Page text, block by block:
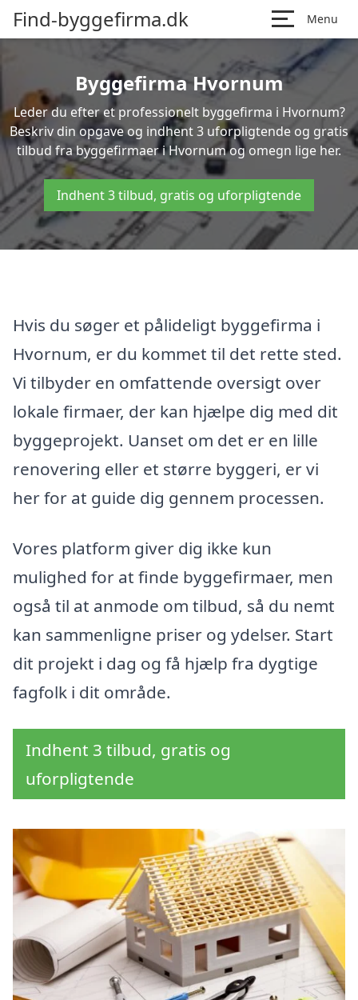
Find-byggefirma.dk Menu
Byggefirma Hvornum
Leder du efter et professionelt byggefirma i Hvornum?
Beskriv din opgave og indhent 3 uforpligtende og gratis
tilbud fra byggefirmaer i Hvornum og omegn lige her.
Indhent 3 tilbud, gratis og uforpligtende
Hvis du søger et pålideligt byggefirma i
Hvornum, er du kommet til det rette sted.
Vi tilbyder en omfattende oversigt over
lokale firmaer, der kan hjælpe dig med dit
byggeprojekt. Uanset om det er en lille
renovering eller et større byggeri, er vi
her for at guide dig gennem processen.
Vores platform giver dig ikke kun
mulighed for at finde byggefirmaer, men
også til at anmode om tilbud, så du nemt
kan sammenligne priser og ydelser. Start
dit projekt i dag og få hjælp fra dygtige
fagfolk i dit område.
Indhent 3 tilbud, gratis og
uforpligtende